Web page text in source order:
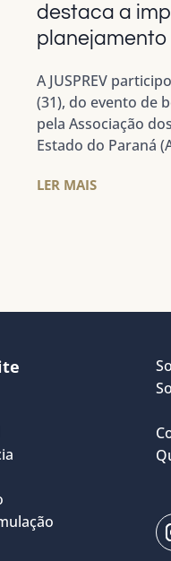
destaca a
A JUSPREV
(31), do evento de
pela Associação
Estado do Paraná
LER MAIS